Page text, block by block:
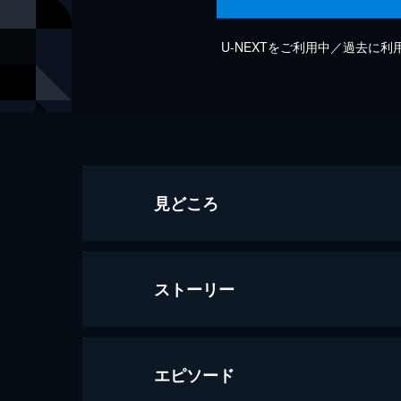
U-NEXTをご利用中／過去に利
見どころ
ストーリー
エピソード